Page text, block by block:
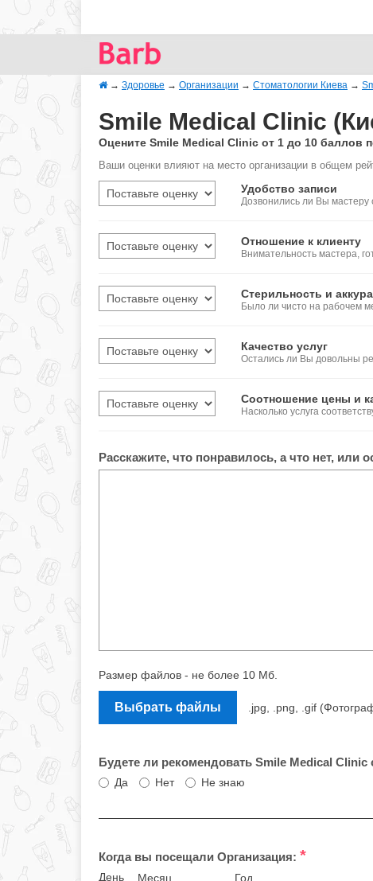
→ Здоровье → Организации → Стоматологии Киева →
Smile Medical Clinic
Оцените Smile Medical Clinic от 1 до 10 баллов
Ваши оценки влияют на место организации в общем
Удобство записи
Дозвонились ли Вы мастеру
Отношение к клиенту
Внимательность мастера,
Стерильность и
Было ли чисто на рабочем
Качество услуг
Остались ли Вы довольны
Соотношение цены и
Насколько услуга
Расскажите, что понравилось, а что нет, или
Размер файлов - не более 10 Мб.
Выбрать файлы .jpg, .png, .gif
Будете ли рекомендовать Smile Medical
Да Нет Не знаю
Когда вы посещали Организация: *
День Месяц Год